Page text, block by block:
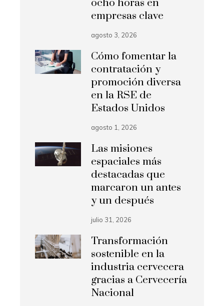
ocho horas en
empresas clave
agosto 3, 2026
Cómo fomentar la
contratación y
promoción diversa
en la RSE de
Estados Unidos
agosto 1, 2026
Las misiones
espaciales más
destacadas que
marcaron un antes
y un después
julio 31, 2026
Transformación
sostenible en la
industria cervecera
gracias a Cervecería
Nacional